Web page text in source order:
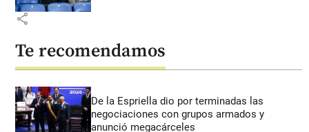
share
Te recomendamos
De la Espriella dio por terminadas las
negociaciones con grupos armados y
anunció megacárceles